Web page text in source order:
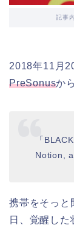
記事
2018年11月
PreSonusか
「
Notion,
携帯をそっと
日、覚醒した